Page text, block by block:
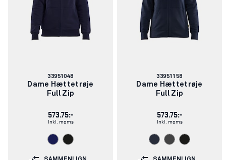
Varenummer:
33951048
Dame Hættetrøje
Full Zip
573.75:-
Inkl. moms
Varenummer:
33951158
Dame Hættetrøje
Full Zip
573.75:-
Inkl. moms